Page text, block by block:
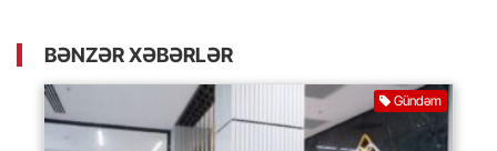
BƏNZƏR XƏBƏRLƏR
Gündəm